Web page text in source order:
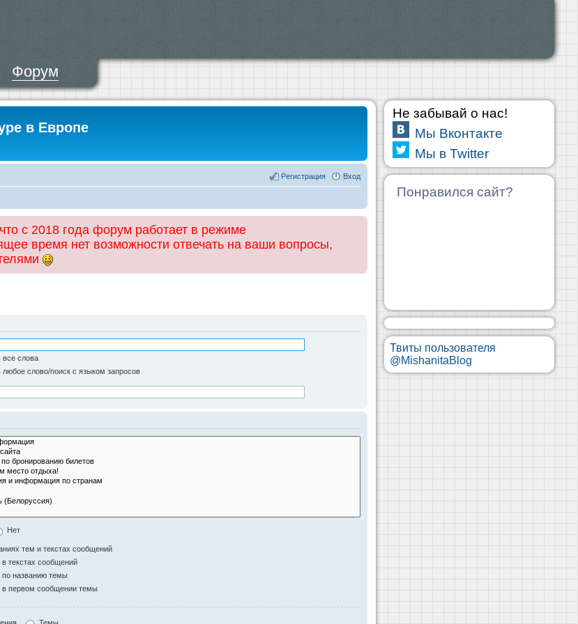
Форум
в Европе
Вход
Регистрация
с 2018 года форум работает в режиме
время нет возможности отвечать на ваши вопросы,
все слова
любое слово/поиск с языком запросов
Нет
тем и текстах сообщений
в текстах сообщений
по названию темы
в первом сообщении темы
Не забывай о нас!
Мы Вконтакте
Мы в Twitter
Понравился сайт?
Твиты пользователя
@MishanitaBlog